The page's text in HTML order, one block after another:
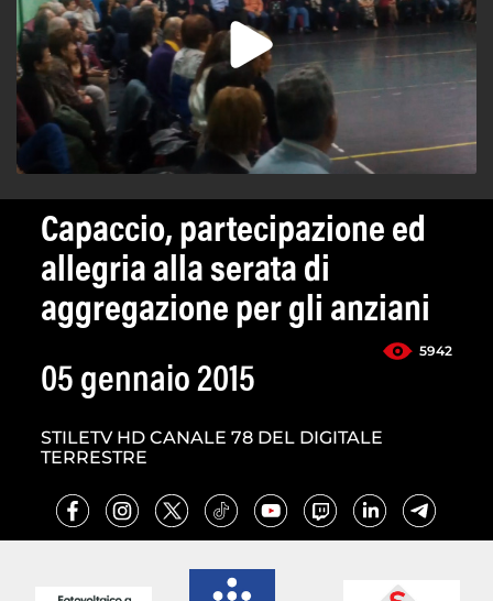
Capaccio, partecipazione ed
allegria alla serata di
aggregazione per gli anziani
5942
05 gennaio 2015
STILETV HD CANALE 78 DEL DIGITALE
TERRESTRE